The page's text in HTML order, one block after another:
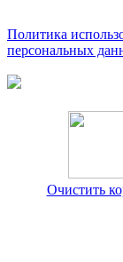
Политика
персональных
Очистить